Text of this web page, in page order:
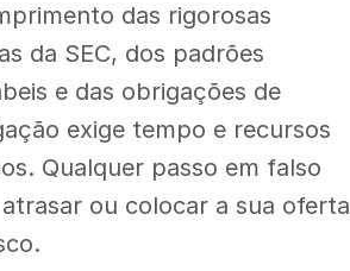
das rigorosas
da SEC, dos padrões
e das obrigações de
exige tempo e recursos
Qualquer passo em falso
ou colocar a sua oferta